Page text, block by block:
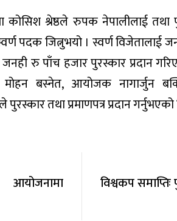
कोसिश श्रेष्ठले रुपक नेपालीलाई
पदक जित्नुभयो । स्वर्ण विजेतालाई
रु पाँच हजार पुरस्कार प्रदान
मोहन बस्नेत, आयोजक नागार्जुन
तथा प्रमाणपत्र प्रदान गर्नुभएको
विश्वकप